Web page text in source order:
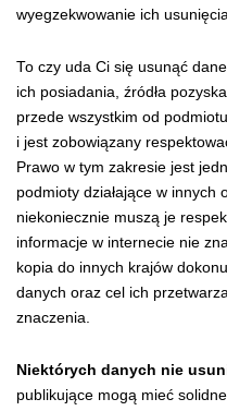
wyegzekwowanie ich
To czy uda Ci się usunąć
ich posiadania, źródła
przede wszystkim od
i jest zobowiązany
Prawo w tym zakresie jest
podmioty działające w innych
niekoniecznie muszą je
informacje w internecie nie
kopia do innych krajów
danych oraz cel ich
znaczenia.
Niektórych danych nie
publikujące mogą mieć